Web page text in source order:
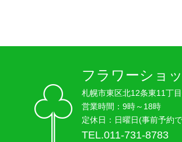
フラワーショ
札幌市東区北12条東11丁
営業時間：9時～18時
定休日：日曜日(事前予約
TEL.011-731-8783